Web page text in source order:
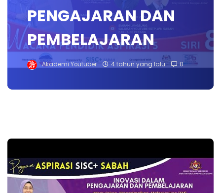
PENGAJARAN DAN
PEMBELAJARAN
Akademi Youtuber 4 tahun yang lalu 0